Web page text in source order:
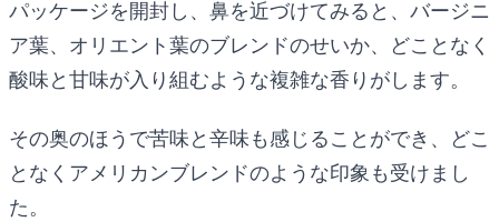
パッケージを開封し、鼻を近づけてみると、バージニ
ア葉、オリエント葉のブレンドのせいか、どことなく
酸味と甘味が入り組むような複雑な香りがします。
その奥のほうで苦味と辛味も感じることができ、どこ
となくアメリカンブレンドのような印象も受けまし
た。